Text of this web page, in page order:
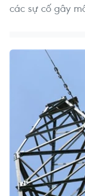
các sự cố gây